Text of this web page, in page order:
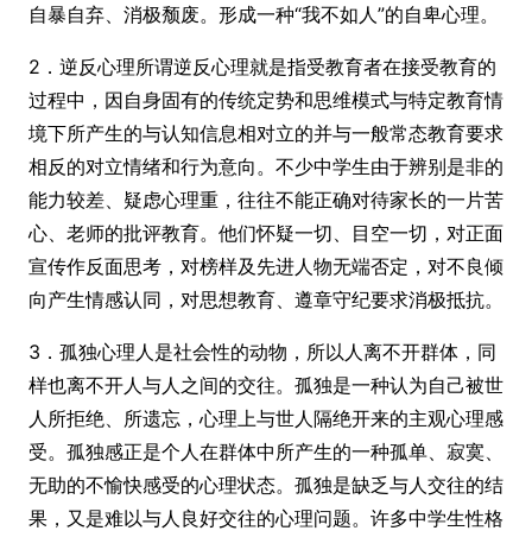
自暴自弃、消极颓废。形成一种“我不如人”的自卑心理。
2．逆反心理所谓逆反心理就是指受教育者在接受教育的
过程中，因自身固有的传统定势和思维模式与特定教育情
境下所产生的与认知信息相对立的并与一般常态教育要求
相反的对立情绪和行为意向。不少中学生由于辨别是非的
能力较差、疑虑心理重，往往不能正确对待家长的一片苦
心、老师的批评教育。他们怀疑一切、目空一切，对正面
宣传作反面思考，对榜样及先进人物无端否定，对不良倾
向产生情感认同，对思想教育、遵章守纪要求消极抵抗。
3．孤独心理人是社会性的动物，所以人离不开群体，同
样也离不开人与人之间的交往。孤独是一种认为自己被世
人所拒绝、所遗忘，心理上与世人隔绝开来的主观心理感
受。孤独感正是个人在群体中所产生的一种孤单、寂寞、
无助的不愉快感受的心理状态。孤独是缺乏与人交往的结
果，又是难以与人良好交往的心理问题。许多中学生性格